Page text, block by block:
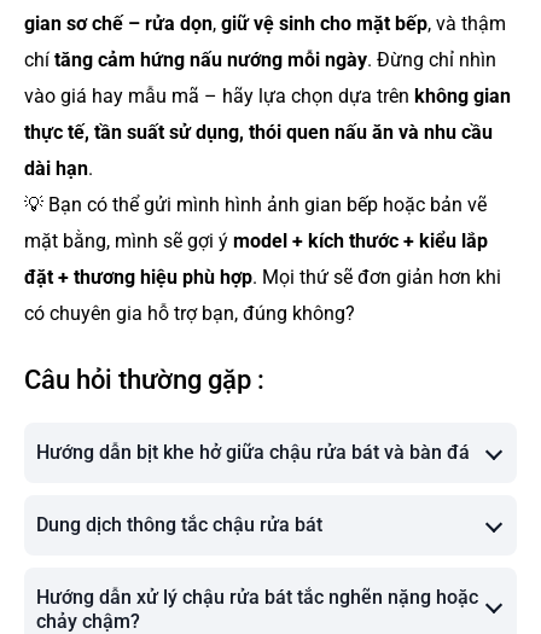
gian sơ chế – rửa dọn, giữ vệ sinh cho mặt bếp, và thậm
chí tăng cảm hứng nấu nướng mỗi ngày. Đừng chỉ nhìn
vào giá hay mẫu mã – hãy lựa chọn dựa trên không gian
thực tế, tần suất sử dụng, thói quen nấu ăn và nhu cầu
dài hạn.
💡 Bạn có thể gửi mình hình ảnh gian bếp hoặc bản vẽ
mặt bằng, mình sẽ gợi ý model + kích thước + kiểu lắp
đặt + thương hiệu phù hợp. Mọi thứ sẽ đơn giản hơn khi
có chuyên gia hỗ trợ bạn, đúng không?
Câu hỏi thường gặp :
Hướng dẫn bịt khe hở giữa chậu rửa bát và bàn đá
Dung dịch thông tắc chậu rửa bát
Hướng dẫn xử lý chậu rửa bát tắc nghẽn nặng hoặc
chảy chậm?